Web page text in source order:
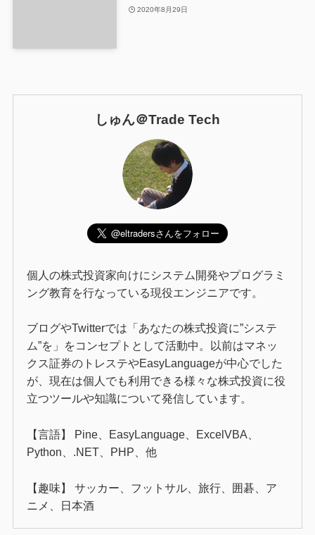
2020年8月29日
しゅん＠Trade Tech
個人の株式投資家向けにシステム開発やプログラミ
ング教育を行なっている現役エンジニアです。
ブログやTwitterでは「あなたの株式投資に”システ
ム”を」をコンセプトとして活動中。以前はマネッ
クス証券のトレステやEasyLanguageが中心でした
が、現在は個人でも利用できる様々な株式投資に役
立つツールや知識について発信しています。
【言語】 Pine、EasyLanguage、ExcelVBA、
Python、.NET、PHP、他
【趣味】 サッカー、フットサル、旅行、囲碁、ア
ニメ、日本酒